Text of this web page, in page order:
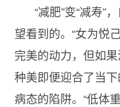
“减肥”变“减寿”
望看到的。“女为悦
完美的动力，但如
种美即便迎合了当
病态的陷阱。“低体